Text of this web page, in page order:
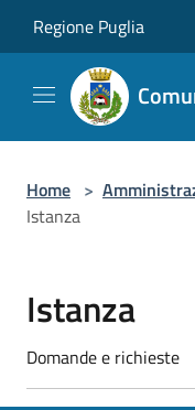
Regione Puglia
Home >
Istanza
Istanza
Domande e richieste